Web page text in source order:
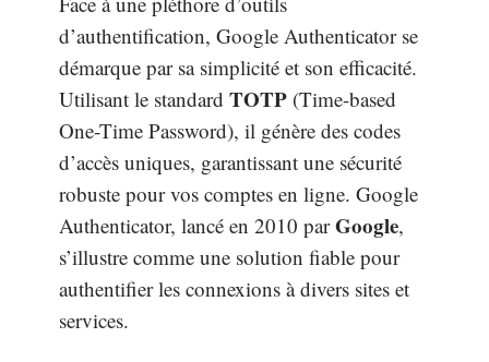
d’authentification, Google Authenticator se
démarque par sa simplicité et son efficacité.
Utilisant le standard TOTP (Time-based
One-Time Password), il génère des codes
d’accès uniques, garantissant une sécurité
robuste pour vos comptes en ligne. Google
Authenticator, lancé en 2010 parGoogle,
s’illustre comme une solution fiable pour
authentifier les connexions à divers sites et
services.